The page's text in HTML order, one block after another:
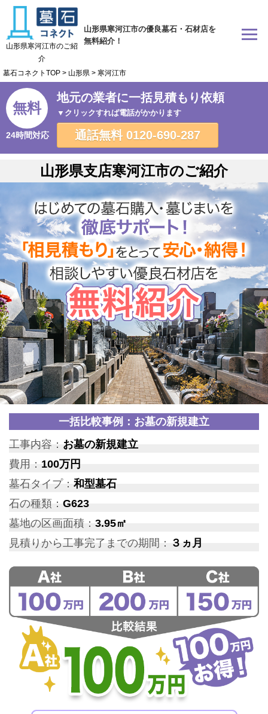
山形県寒河江市の優良墓石・石材店を
無料紹介！
山形県寒河江市のご紹
介
墓石コネクトTOP > 山形県 > 寒河江市
無料
24時間対応
地元の業者に一括見積もり依頼
▼クリックすれば電話がかかります
通話無料 0120-690-287
山形県支店寒河江市のご紹介
一括比較事例：お墓の新規建立
工事内容： お墓の新規建立
費用： 100万円
墓石タイプ：和型墓石
石の種類： G623
墓地の区画面積： 3.95㎡
見積りから工事完了までの期間： ３ヵ月